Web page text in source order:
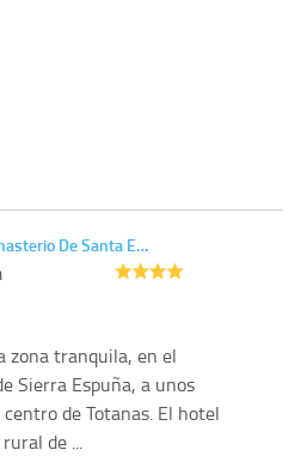
De Santa E…
zona tranquila, en el
Sierra Espuña, a unos
de Totanas. El hotel
de ...